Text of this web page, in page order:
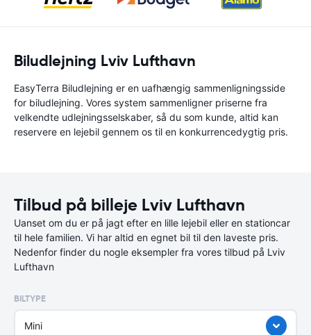
Biludlejning Lviv Lufthavn
EasyTerra Biludlejning er en uafhængig sammenligningsside
for biludlejning. Vores system sammenligner priserne fra
velkendte udlejningsselskaber, så du som kunde, altid kan
reservere en lejebil gennem os til en konkurrencedygtig pris.
Tilbud på billeje Lviv Lufthavn
Uanset om du er på jagt efter en lille lejebil eller en stationcar
til hele familien. Vi har altid en egnet bil til den laveste pris.
Nedenfor finder du nogle eksempler fra vores tilbud på Lviv
Lufthavn
BILTYPE
Mini